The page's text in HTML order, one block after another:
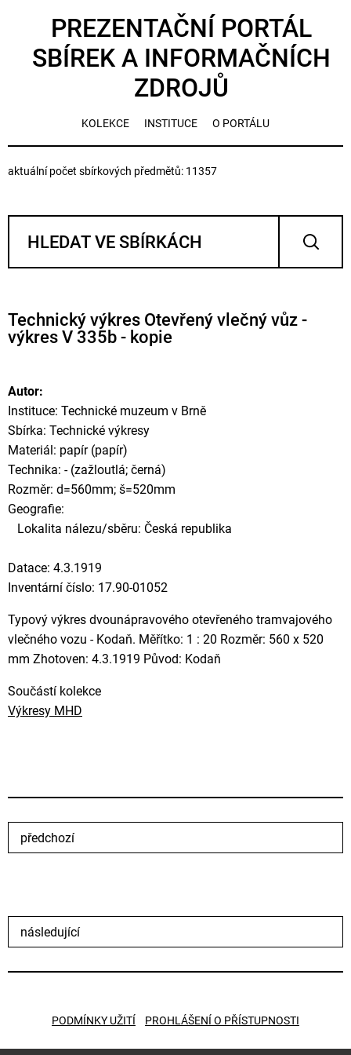
PREZENTAČNÍ PORTÁL
SBÍREK A INFORMAČNÍCH
ZDROJŮ
KOLEKCE INSTITUCE O PORTÁLU
aktuální počet sbírkových předmětů: 11357
Technický výkres Otevřený vlečný vůz -
výkres V 335b - kopie
Autor:
Instituce: Technické muzeum v Brně
Sbírka: Technické výkresy
Materiál: papír (papír)
Technika: - (zažloutlá; černá)
Rozměr: d=560mm; š=520mm
Geografie:
Lokalita nálezu/sběru: Česká republika
Datace: 4.3.1919
Inventární číslo: 17.90-01052
Typový výkres dvounápravového otevřeného tramvajového
vlečného vozu - Kodaň. Měřítko: 1 : 20 Rozměr: 560 x 520
mm Zhotoven: 4.3.1919 Původ: Kodaň
Součástí kolekce
Výkresy MHD
předchozí
následující
PODMÍNKY UŽITÍ PROHLÁŠENÍ O PŘÍSTUPNOSTI